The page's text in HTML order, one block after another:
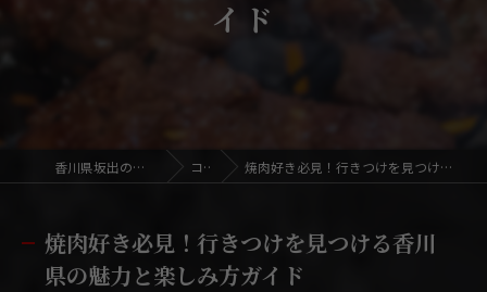
イド
香川県坂出の焼肉なら焼肉國家 コラム 焼肉好き必見！行きつけを見つける香川県の魅力と楽しみ方ガイド
焼肉好き必見！行きつけを見つける香川
県の魅力と楽しみ方ガイド